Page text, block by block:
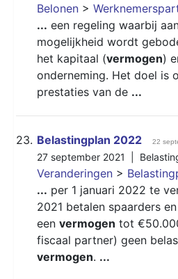
Belonen >
... een regeling waarbij
mogelijkheid wordt
het kapitaal (vermogen)
onderneming. Het doel is
prestaties van de ...
23. Belastingplan 2022 22
27 september 2021 |
Veranderingen >
... per 1 januari 2022 te
2021 betalen spaarders
een vermogen tot
fiscaal partner) geen
vermogen. ...